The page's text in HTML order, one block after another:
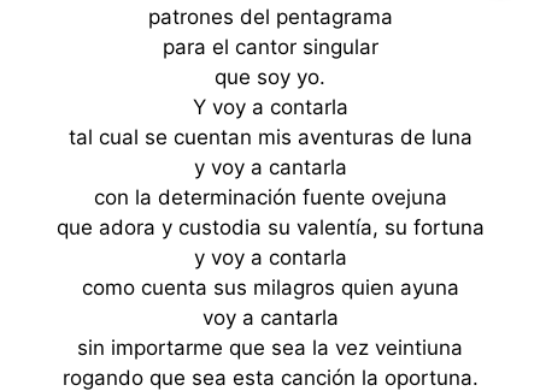
patrones del pentagrama
para el cantor singular
que soy yo.
Y voy a contarla
tal cual se cuentan mis aventuras de luna
y voy a cantarla
con la determinación fuente ovejuna
que adora y custodia su valentía, su fortuna
y voy a contarla
como cuenta sus milagros quien ayuna
voy a cantarla
sin importarme que sea la vez veintiuna
rogando que sea esta canción la oportuna.